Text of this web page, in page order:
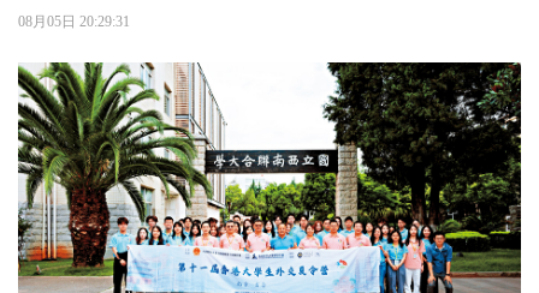
08月05日 20:29:31